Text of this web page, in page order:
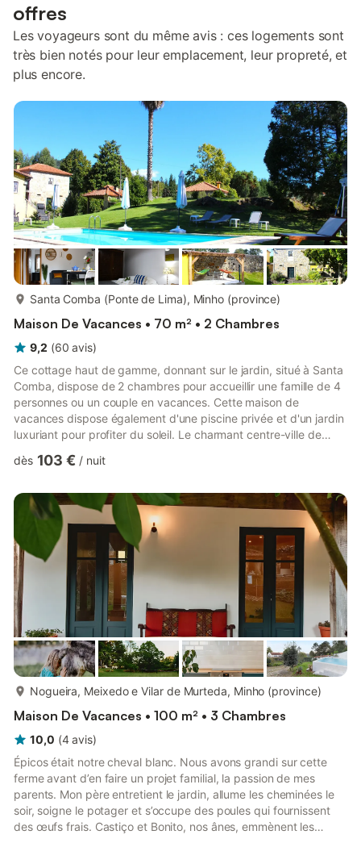
offres
Les voyageurs sont du même avis : ces logements sont
très bien notés pour leur emplacement, leur propreté, et
plus encore.
plus...
Santa Comba (Ponte de Lima), Minho (province)
Maison De Vacances • 70 m² • 2 Chambres
9,2 (60 avis)
Ce cottage haut de gamme, donnant sur le jardin, situé à Santa
Comba, dispose de 2 chambres pour accueillir une famille de 4
personnes ou un couple en vacances. Cette maison de
vacances dispose également d'une piscine privée et d'un jardin
luxuriant pour profiter du soleil. Le charmant centre-ville de
nombreux commerces et supermarchés. Si vous souhaitez
500 mètres. Un road trip vers la région côtière de Viana do
Castelo, à 22 km, est également à prévoir. Un cottage soigné...
dès 103 € / nuit
plus...
Nogueira, Meixedo e Vilar de Murteda, Minho (province)
Maison De Vacances • 100 m² • 3 Chambres
10,0 (4 avis)
Épicos était notre cheval blanc. Nous avons grandi sur cette
ferme avant d’en faire un projet familial, la passion de mes
parents. Mon père entretient le jardin, allume les cheminées le
soir, soigne le potager et s’occupe des poules qui fournissent
des œufs frais. Castiço et Bonito, nos ânes, emmènent les